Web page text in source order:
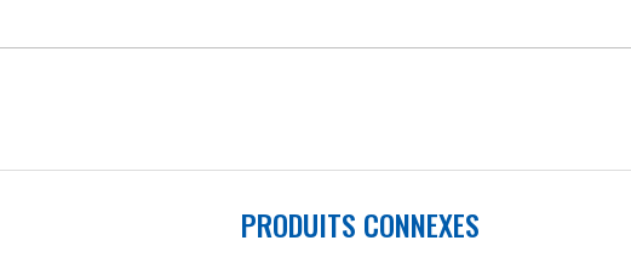
PRODUITS CONNEXES